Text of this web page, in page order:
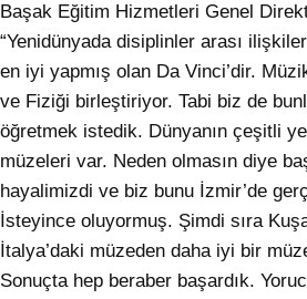
Başak Eğitim Hizmetleri Genel
“Yenidünyada disiplinler arası
en iyi yapmış olan Da Vinci’dir.
ve Fiziği birleştiriyor. Tabi biz de
öğretmek istedik. Dünyanın çeşitli
müzeleri var. Neden olmasın diye
hayalimizdi ve biz bunu İzmir’de
İsteyince oluyormuş. Şimdi sıra
İtalya’daki müzeden daha iyi bir
Sonuçta hep beraber başardık.